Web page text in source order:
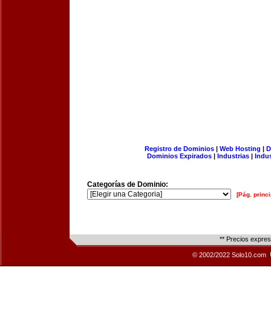
Registro de Dominios| Web Hosting |
Dominios Expirados | Industrias |
Categorías de Dominio:
[Pág.
** Precios
© 2002/2022 Solo10.com